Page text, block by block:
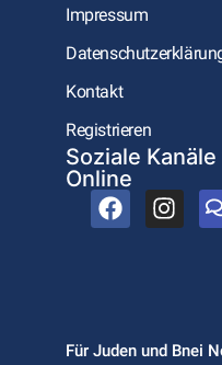
Impressum
Kontakt
Registrieren
Soziale
Online
Für Juden und Bnei